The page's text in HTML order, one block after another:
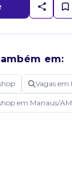
em:
Vagas em
em Manaus/AM